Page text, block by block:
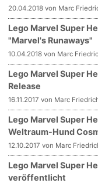
20.04.2018 von Marc
Lego Marvel Super
"Marvel's Runaways"
10.04.2018 von Marc
Lego Marvel Super
Release
16.11.2017 von Marc
Lego Marvel Super
Weltraum-Hund
12.10.2017 von Marc
Lego Marvel Super
veröffentlicht